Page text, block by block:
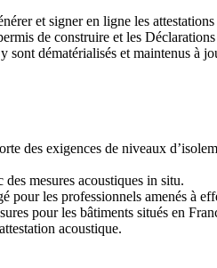
et signer en ligne les
de construire et les
sont dématérialisés et maintenus à
des exigences de niveaux
mesures acoustiques in situ.
pour les professionnels amenés à
pour les bâtiments situés en
acoustique.